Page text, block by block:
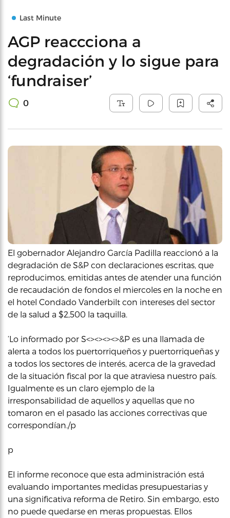
Last Minute
AGP reaccciona a
degradación y lo sigue para
‘fundraiser’
0
El gobernador Alejandro García Padilla reaccionó a la
degradación de S&P con declaraciones escritas, que
reproducimos, emitidas antes de atender una función
de recaudación de fondos el miercoles en la noche en
el hotel Condado Vanderbilt con intereses del sector
de la salud a $2,500 la taquilla.
‘Lo informado por S<><><><>&P es una llamada de
alerta a todos los puertorriqueños y puertorriqueñas y
a todos los sectores de interés, acerca de la gravedad
de la situación fiscal por la que atraviesa nuestro país.
Igualmente es un claro ejemplo de la
irresponsabilidad de aquellos y aquellas que no
tomaron en el pasado las acciones correctivas que
correspondían./p
p
El informe reconoce que esta administración está
evaluando importantes medidas presupuestarias y
una significativa reforma de Retiro. Sin embargo, esto
no puede quedarse en meras propuestas. Ellos